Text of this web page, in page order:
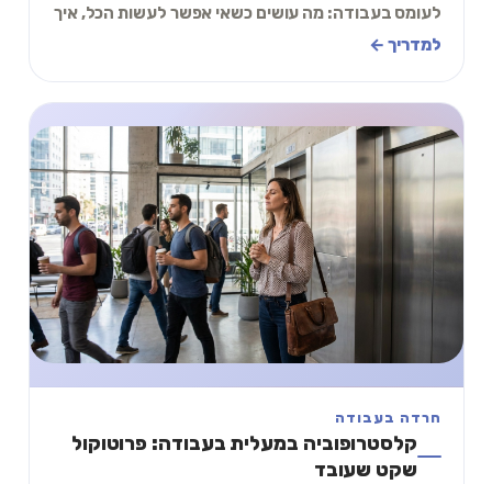
לעומס בעבודה: מה עושים כשאי אפשר לעשות הכל, איך
אומרים לא, ותרגיל של 2 דקות שמחזיר שליטה.
למדריך ←
חרדה בעבודה
קלסטרופוביה במעלית בעבודה: פרוטוקול
שקט שעובד